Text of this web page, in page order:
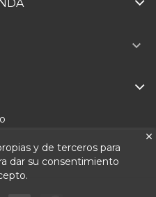
y de terceros para
dar su consentimiento
